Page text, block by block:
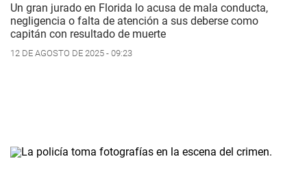
Un gran jurado en Florida lo acusa de mala conducta,
negligencia o falta de atención a sus deberse como
capitán con resultado de muerte
12 DE AGOSTO DE 2025 - 09:23